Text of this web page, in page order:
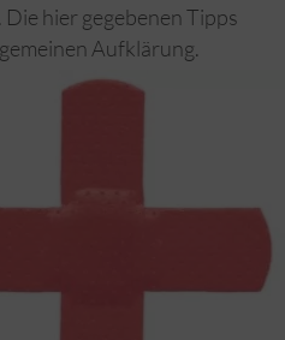
hier gegebenen Tipps
Aufklärung.